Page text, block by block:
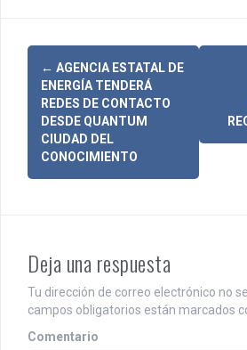
N
e
c
i
ó
← AGENCIA ESTATAL DE
ENERGÍA TENDERÁ
REDES DE CONTACTO
DESDE QUANTUM
CIUDAD DEL
CONOCIMIENTO
Deja una respuesta
Tu dirección de correo electrónico no
campos obligatorios están marcados
Comentario